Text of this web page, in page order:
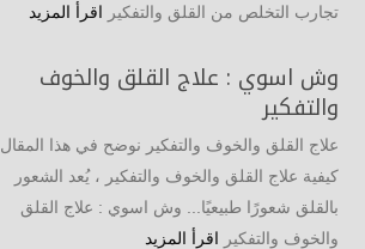
تجارب التخلص من القلق والتفكير اقرأ المزيد
وش اسوي : علاج القلق والخوف
والتفكير
علاج القلق والخوف والتفكير نوضح في هذا المقال
كيفية علاج القلق والخوف والتفكير ، يُعد الشعور
بالقلق شعورًا طبيعيًا... وش اسوي : علاج القلق
والخوف والتفكير اقرأ المزيد